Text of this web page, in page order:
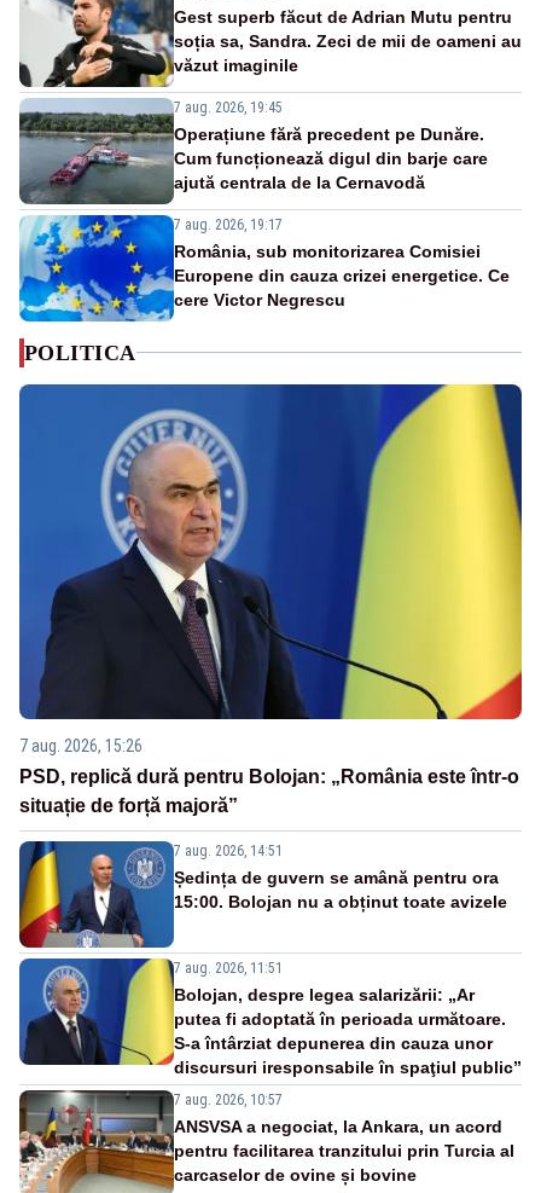
Gest superb făcut de Adrian Mutu pentru
soția sa, Sandra. Zeci de mii de oameni au
văzut imaginile
7 aug. 2026, 19:45
Operațiune fără precedent pe Dunăre.
Cum funcționează digul din barje care
ajută centrala de la Cernavodă
7 aug. 2026, 19:17
România, sub monitorizarea Comisiei
Europene din cauza crizei energetice. Ce
cere Victor Negrescu
POLITICA
7 aug. 2026, 15:26
PSD, replică dură pentru Bolojan: „România este într-o
situație de forță majoră”
7 aug. 2026, 14:51
Ședința de guvern se amână pentru ora
15:00. Bolojan nu a obținut toate avizele
7 aug. 2026, 11:51
Bolojan, despre legea salarizării: „Ar
putea fi adoptată în perioada următoare.
S-a întârziat depunerea din cauza unor
discursuri iresponsabile în spaţiul public”
7 aug. 2026, 10:57
ANSVSA a negociat, la Ankara, un acord
pentru facilitarea tranzitului prin Turcia al
carcaselor de ovine și bovine